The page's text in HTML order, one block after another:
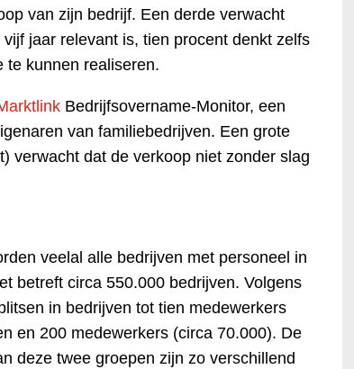
van zijn bedrijf. Een derde verwacht
jaar relevant is, tien procent denkt zelfs
te kunnen realiseren.
Bedrijfsovername-Monitor, een
van familiebedrijven. Een grote
verwacht dat de verkoop niet zonder slag
veelal alle bedrijven met personeel in
betreft circa 550.000 bedrijven. Volgens
in bedrijven tot tien medewerkers
en 200 medewerkers (circa 70.000). De
deze twee groepen zijn zo verschillend